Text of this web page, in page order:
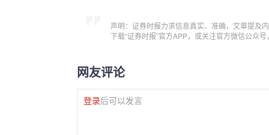
声明：证券时报力求信息真实、准确，文章提及
下载“证券时报”官方APP，或关注官方微信公众
网友评论
登录后可以发言